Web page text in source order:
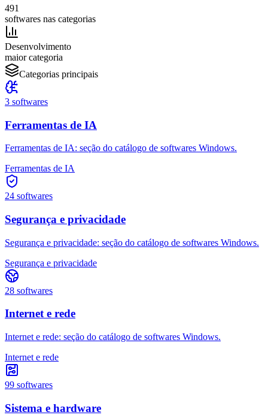
491
softwares nas categorias
Desenvolvimento
maior categoria
Categorias principais
3 softwares
Ferramentas de IA
Ferramentas de IA: seção do catálogo de softwares Windows.
Ferramentas de IA
24 softwares
Segurança e privacidade
Segurança e privacidade: seção do catálogo de softwares Windows.
Segurança e privacidade
28 softwares
Internet e rede
Internet e rede: seção do catálogo de softwares Windows.
Internet e rede
99 softwares
Sistema e hardware